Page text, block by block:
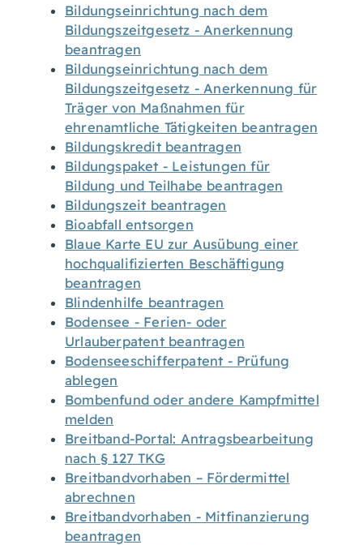
Bildungseinrichtung nach dem
Bildungszeitgesetz - Anerkennung
beantragen
Bildungseinrichtung nach dem
Bildungszeitgesetz - Anerkennung für
Träger von Maßnahmen für
ehrenamtliche Tätigkeiten beantragen
Bildungskredit beantragen
Bildungspaket - Leistungen für
Bildung und Teilhabe beantragen
Bildungszeit beantragen
Bioabfall entsorgen
Blaue Karte EU zur Ausübung einer
hochqualifizierten Beschäftigung
beantragen
Blindenhilfe beantragen
Bodensee - Ferien- oder
Urlauberpatent beantragen
Bodenseeschifferpatent - Prüfung
ablegen
Bombenfund oder andere Kampfmittel
melden
Breitband-Portal: Antragsbearbeitung
nach § 127 TKG
Breitbandvorhaben – Fördermittel
abrechnen
Breitbandvorhaben - Mitfinanzierung
beantragen